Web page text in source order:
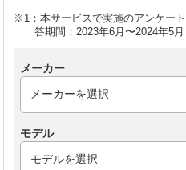
※1：本サービスで実施のアンケー
答期間：2023年6月〜2024年5月
メーカー
モデル